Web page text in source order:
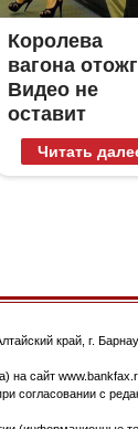
Королева
вагона
Видео не
оставит
Читать
край, г.
сайт
согласовании с